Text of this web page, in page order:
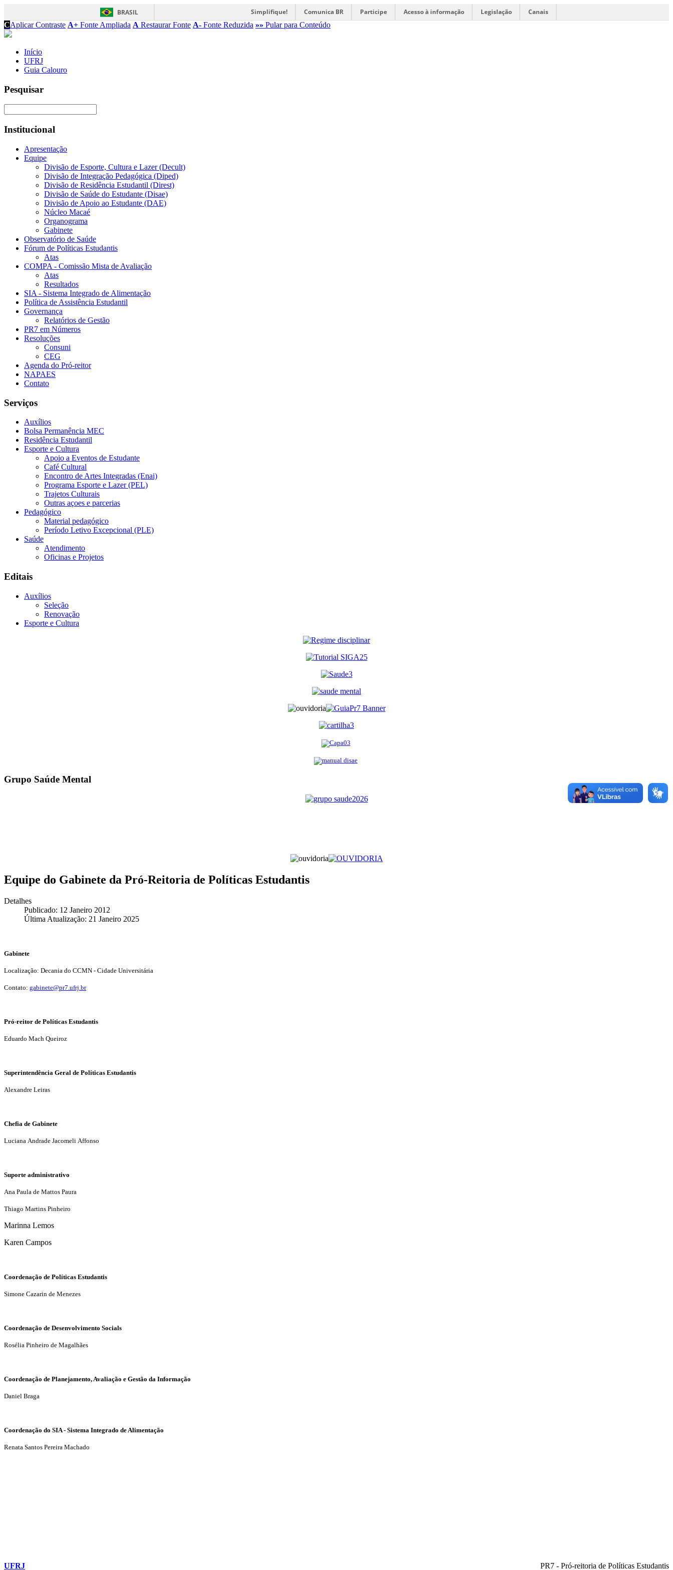
BRASIL Simplifique! Comunica BR Participe Acesso à informação Legislação
Canais
CAplicar Contraste A+ Fonte Ampliada A Restaurar Fonte A- Fonte Reduzida »» Pular para Conteúdo
Início
UFRJ
Guia Calouro
Pesquisar
Institucional
Apresentação
Equipe
Divisão de Esporte, Cultura e Lazer (Decult)
Divisão de Integração Pedagógica (Diped)
Divisão de Residência Estudantil (Direst)
Divisão de Saúde do Estudante (Disae)
Divisão de Apoio ao Estudante (DAE)
Núcleo Macaé
Organograma
Gabinete
Observatório de Saúde
Fórum de Políticas Estudantis
Atas
COMPA - Comissão Mista de Avaliação
Atas
Resultados
SIA - Sistema Integrado de Alimentação
Política de Assistência Estudantil
Governança
Relatórios de Gestão
PR7 em Números
Resoluções
Consuni
CEG
Agenda do Pró-reitor
NAPAES
Contato
Serviços
Auxílios
Bolsa Permanência MEC
Residência Estudantil
Esporte e Cultura
Apoio a Eventos de Estudante
Café Cultural
Encontro de Artes Integradas (Enai)
Programa Esporte e Lazer (PEL)
Trajetos Culturais
Outras açoes e parcerias
Pedagógico
Material pedagógico
Período Letivo Excepcional (PLE)
Saúde
Atendimento
Oficinas e Projetos
Editais
Auxílios
Seleção
Renovação
Esporte e Cultura
Grupo Saúde Mental
Equipe do Gabinete da Pró-Reitoria de Políticas Estudantis
Detalhes
Publicado: 12 Janeiro 2012
Última Atualização: 21 Janeiro 2025
Gabinete
Localização: Decania do CCMN - Cidade Universitária
Contato: gabinete@pr7.ufrj.br
Pró-reitor de Políticas Estudantis
Eduardo Mach Queiroz
Superintendência Geral de Políticas Estudantis
Alexandre Leiras
Chefia de Gabinete
Luciana Andrade Jacomeli Affonso
Suporte administrativo
Ana Paula de Mattos Paura
Thiago Martins Pinheiro
Marinna Lemos
Karen Campos
Coordenação de Políticas Estudantis
Simone Cazarin de Menezes
Coordenação de Desenvolvimento Socials
Rosélia Pinheiro de Magalhães
Coordenação de Planejamento, Avaliação e Gestão da Informação
Daniel Braga
Coordenação do SIA - Sistema Integrado de Alimentação
Renata Santos Pereira Machado
UFRJ PR7 - Pró-reitoria de Políticas Estudantis